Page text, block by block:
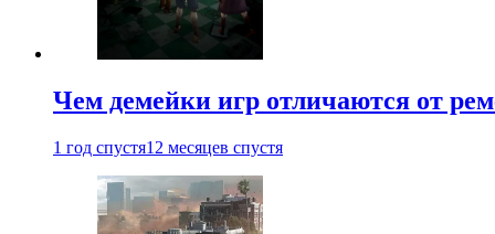
Чем демейки игр отличаются от
1 год спустя12 месяцев спустя